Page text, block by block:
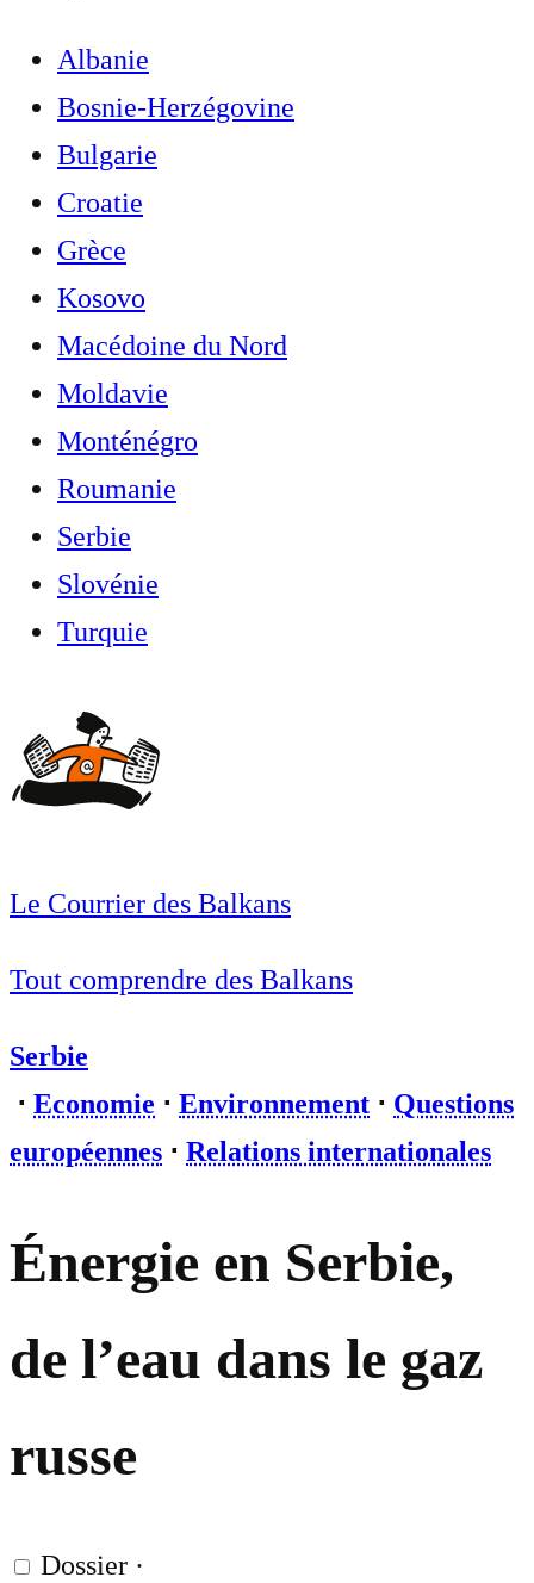
Albanie
Bosnie-Herzégovine
Bulgarie
Croatie
Grèce
Kosovo
Macédoine du Nord
Moldavie
Monténégro
Roumanie
Serbie
Slovénie
Turquie
Le Courrier des Balkans
Tout comprendre des Balkans
Serbie
⋅ Economie ⋅ Environnement ⋅ Questions
européennes ⋅ Relations internationales
Énergie en Serbie,
de l’eau dans le gaz
russe
Dossier ·